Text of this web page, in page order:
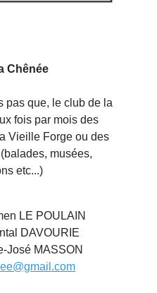
Chênée
pas que, le club de la
fois par mois des
Vieille Forge ou des
musées,
etc...)
LE POULAIN
DAVOURIE
José MASSON